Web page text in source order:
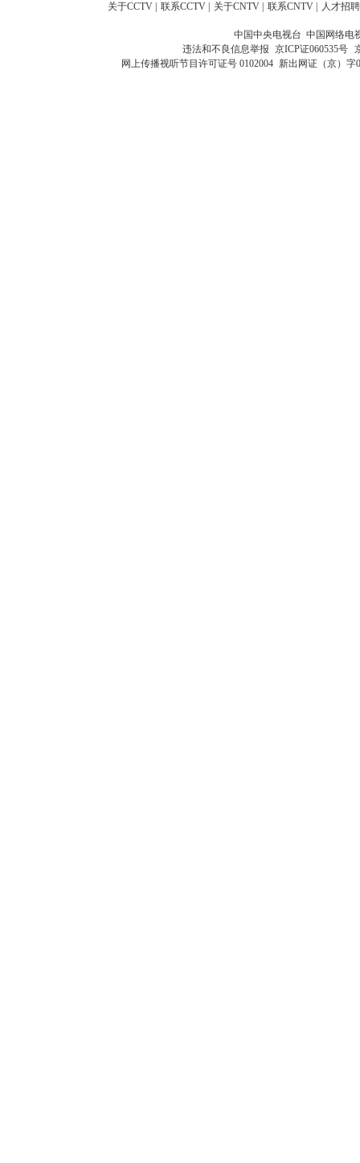
关于CCTV 联系CCTV 关于CNTV 联系CNTV 人才招聘
中国中央电视台 中国网络电
违法和不良信息举报 京ICP证060535号
网上传播视听节目许可证号 0102004 新出网证（京）